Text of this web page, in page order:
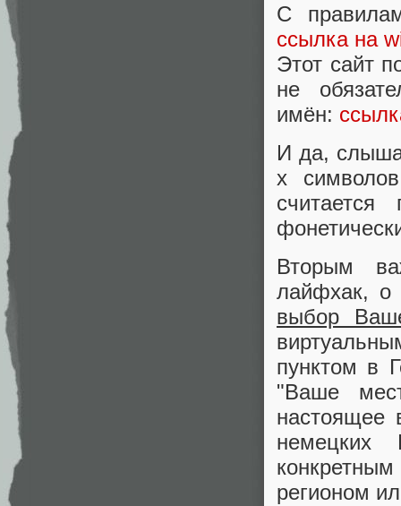
С
ссылка на
Этот сайт
не
имён:
И да,
х
Вторым
лайфхак, о
выбор
пунктом в
"Ваше
настоящее
немецких
регионом